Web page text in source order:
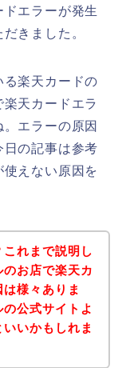
エラーが発生
きました。
楽天カードの
天カードエラ
エラーの原因
の記事は参考
えない原因を
れまで説明し
お店で楽天カ
様々ありま
公式サイトよ
いかもしれま